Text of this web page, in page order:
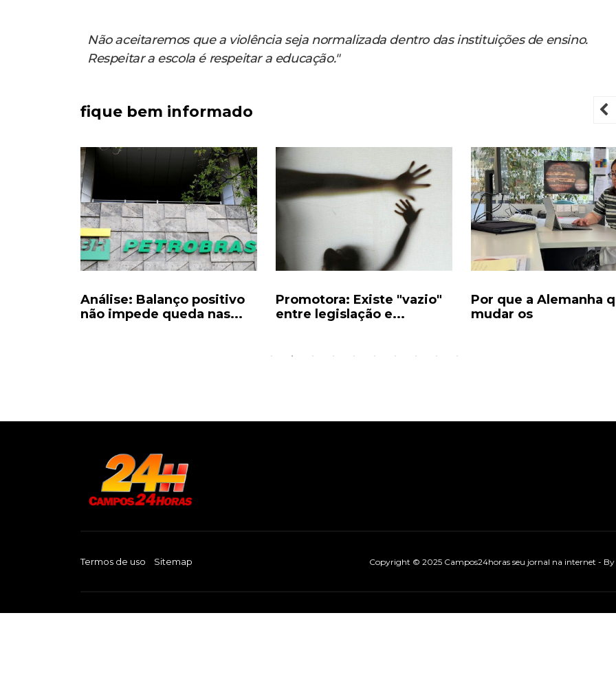
Não aceitaremos que a violência seja normalizada dentro das instituições de ensino.
Respeitar a escola é respeitar a educação."
fique bem informado
Análise: Balanço positivo
não impede queda nas...
Promotora: Existe "vazio"
entre legislação e...
Por que a Alemanha
mudar os
Termos de uso Sitemap Copyright © 2025 Campos24horas seu jornal na internet - By